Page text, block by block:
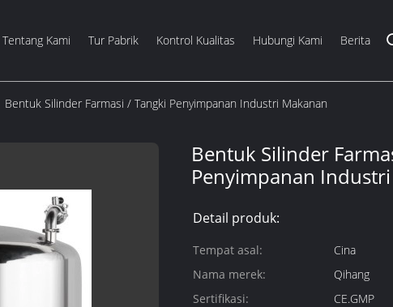
Tentang Kami Tur Pabrik Kontrol Kualitas Hubungi Kami Berita
Bentuk Silinder Farmasi / Tangki Penyimpanan Industri Makanan
Bentuk Silinder
Penyimpanan
Detail produk:
Tempat asal:
Cina
Nama merek:
Qihang
Sertifikasi:
CE.GMP